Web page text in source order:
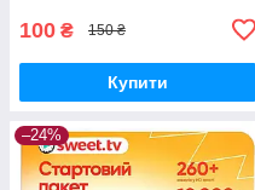
100 ₴ 150 ₴
Купити
–24%